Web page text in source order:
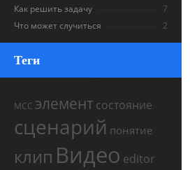
Как решить задачу
7
Что может случиться
2
Теги
МСС элемент состояние
сценарий понятие
клип Видео editor